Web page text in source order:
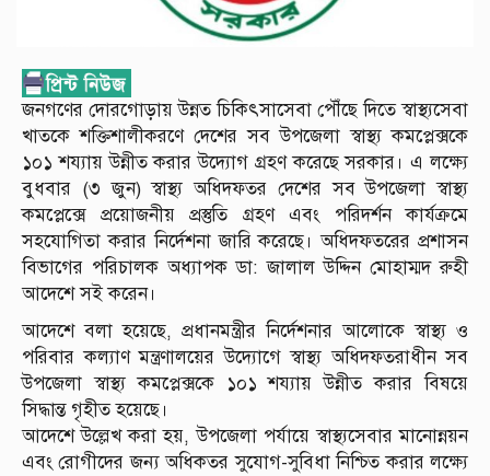
জনগণের দোরগোড়ায় উন্নত চিকিৎসাসেবা পৌঁছে দিতে স্বাস্থ্যসেবা
খাতকে শক্তিশালীকরণে দেশের সব উপজেলা স্বাস্থ্য কমপ্লেক্সকে
১০১ শয্যায় উন্নীত করার উদ্যোগ গ্রহণ করেছে সরকার। এ লক্ষ্যে
বুধবার (৩ জুন) স্বাস্থ্য অধিদফতর দেশের সব উপজেলা স্বাস্থ্য
কমপ্লেক্সে প্রয়োজনীয় প্রস্তুতি গ্রহণ এবং পরিদর্শন কার্যক্রমে
সহযোগিতা করার নির্দেশনা জারি করেছে। অধিদফতরের প্রশাসন
বিভাগের পরিচালক অধ্যাপক ডা: জালাল উদ্দিন মোহাম্মদ রুহী
আদেশে সই করেন।
আদেশে বলা হয়েছে, প্রধানমন্ত্রীর নির্দেশনার আলোকে স্বাস্থ্য ও
পরিবার কল্যাণ মন্ত্রণালয়ের উদ্যোগে স্বাস্থ্য অধিদফতরাধীন সব
উপজেলা স্বাস্থ্য কমপ্লেক্সকে ১০১ শয্যায় উন্নীত করার বিষয়ে
সিদ্ধান্ত গৃহীত হয়েছে।
আদেশে উল্লেখ করা হয়, উপজেলা পর্যায়ে স্বাস্থ্যসেবার মানোন্নয়ন
এবং রোগীদের জন্য অধিকতর সুযোগ-সুবিধা নিশ্চিত করার লক্ষ্যে